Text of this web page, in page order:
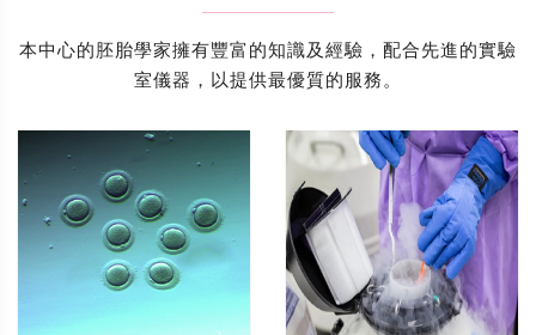
本中心的胚胎學家擁有豐富的知識及經驗，配合先進的實驗
室儀器，以提供最優質的服務。